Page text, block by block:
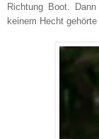
Richtung Boot.
keinem Hecht